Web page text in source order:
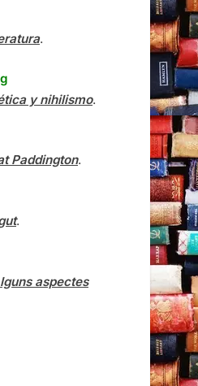
.
y nihilismo.
Paddington.
.
aspectes